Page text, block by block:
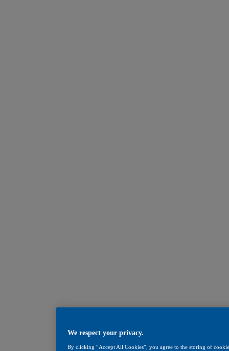
We respect your privacy.
By clicking “Accept All Cookies”, you agree to the storing of